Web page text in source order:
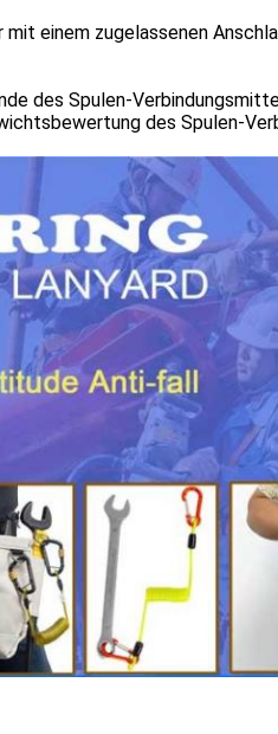
mit einem zugelassenen
des Spulen-
des Spulen-